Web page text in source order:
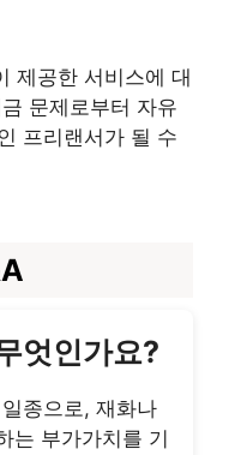
제공한 서비스에 대
문제로부터 자유
프리랜서가 될 수
엇인가요?
종으로, 재화나
는 부가가치를 기